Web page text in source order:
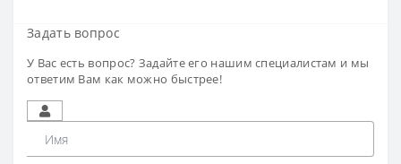
Задать вопрос
У Вас есть вопрос? Задайте его нашим специалистам и мы
ответим Вам как можно быстрее!